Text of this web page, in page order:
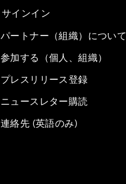
サインイン
パートナー（組織）について
参加する（個人、組織）
プレスリリース登録
ニュースレター購読
連絡先 (英語のみ)